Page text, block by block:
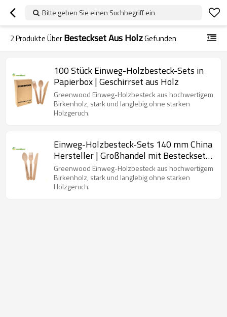
Bitte geben Sie einen Suchbegriff ein
2Produkte ÜberBesteckset Aus HolzGefunden
100 Stück Einweg-Holzbesteck-Sets in
Papierbox | Geschirrset aus Holz
Greenwood Einweg-Holzbesteck aus hochwertigem
Birkenholz, stark und langlebig ohne starken
Holzgeruch.
Einweg-Holzbesteck-Sets 140 mm China
Hersteller | Großhandel mit Bestecksets
aus Holz
Greenwood Einweg-Holzbesteck aus hochwertigem
Birkenholz, stark und langlebig ohne starken
Holzgeruch.